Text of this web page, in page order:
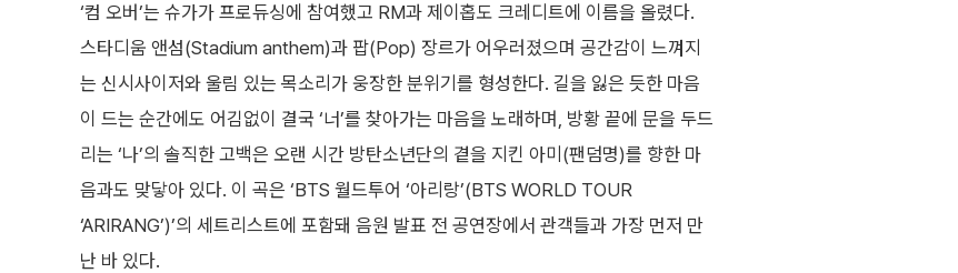
‘컴 오버’는 슈가가 프로듀싱에 참여했고 RM과 제이홉도 크레디트에 이름을 올렸다.
스타디움 앤섬(Stadium anthem)과 팝(Pop) 장르가 어우러졌으며 공간감이 느껴지
는 신시사이저와 울림 있는 목소리가 웅장한 분위기를 형성한다. 길을 잃은 듯한 마음
이 드는 순간에도 어김없이 결국 ‘너’를 찾아가는 마음을 노래하며, 방황 끝에 문을 두드
리는 ‘나’의 솔직한 고백은 오랜 시간 방탄소년단의 곁을 지킨 아미(팬덤명)를 향한 마
음과도 맞닿아 있다. 이 곡은 ‘BTS 월드투어 ‘아리랑’(BTS WORLD TOUR
‘ARIRANG’)’의 세트리스트에 포함돼 음원 발표 전 공연장에서 관객들과 가장 먼저 만
난 바 있다.